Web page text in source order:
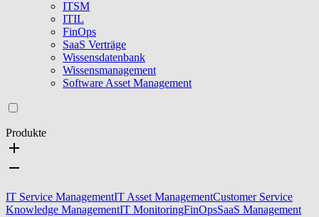
ITSM
ITIL
FinOps
SaaS Verträge
Wissensdatenbank
Wissensmanagement
Software Asset Management
Produkte
IT Service ManagementIT Asset ManagementCustomer Service
Knowledge ManagementIT MonitoringFinOpsSaaS Management